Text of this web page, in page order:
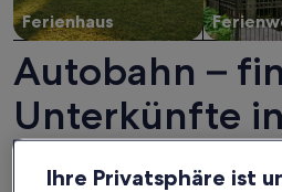
Ferienhaus
Autobahn –
Unterkünfte
von Top-
Ihre Privatsphäre ist